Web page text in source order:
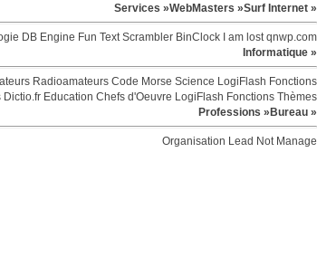
Services »WebMasters »Surf Internet »
DB Engine Fun Text Scrambler BinClock I am lostqnwp.com
Informatique »
Radioamateurs Code Morse Science LogiFlash Fonctions
Dictio.fr Education Chefs d'Oeuvre LogiFlash Fonctions Thèmes
Professions » Bureau »
Organisation Lead Not Manage